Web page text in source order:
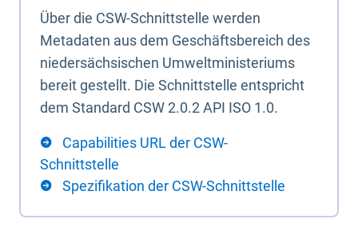
Über die CSW-Schnittstelle werden
Metadaten aus dem Geschäftsbereich des
niedersächsischen Umweltministeriums
bereit gestellt. Die Schnittstelle entspricht
dem Standard CSW 2.0.2 API ISO 1.0.
Capabilities URL der CSW-
Schnittstelle
Spezifikation der CSW-Schnittstelle